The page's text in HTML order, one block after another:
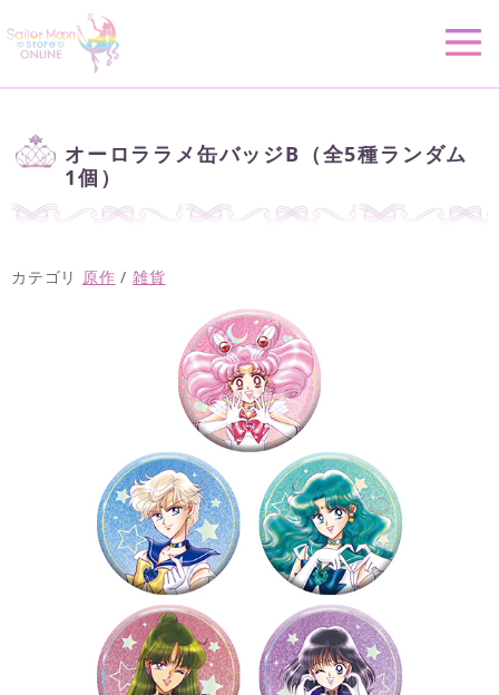
オーロララメ缶バッジB（全5種ランダム
1個）
カテゴリ 原作 /雑貨